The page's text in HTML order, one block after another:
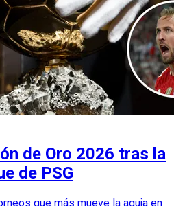
de Oro 2026 tras la
de PSG
que más mueve la aguja en